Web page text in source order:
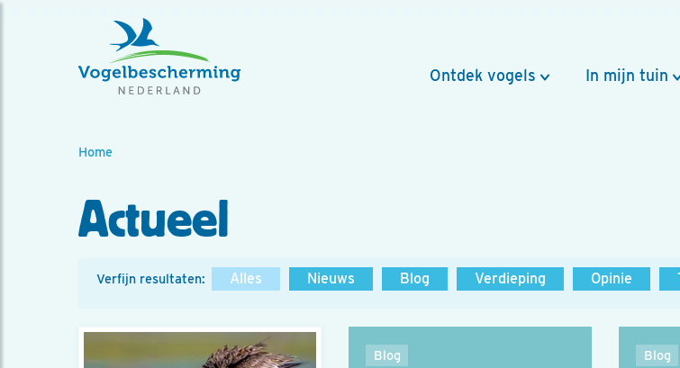
Ontdek vogels In mijn tuin
Home
Actueel
Verfijn resultaten: Alles Nieuws Blog Verdieping Opinie
Blog Blog